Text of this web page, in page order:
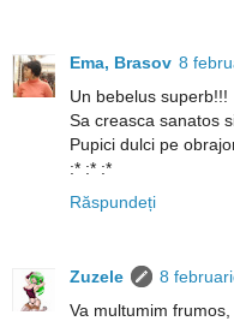
Ema, Brasov 8
Un bebelus superb!!!
Sa creasca sanatos
Pupici dulci pe
:* :* :*
Răspundeți
Zuzele
8
Va multumim